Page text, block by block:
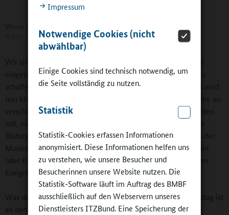
Impressum
Notwendige Cookies (nicht
abwählbar)
Einige Cookies sind technisch notwendig, um
die Seite vollständig zu nutzen.
Statistik
Statistik-Cookies erfassen Informationen
anonymisiert. Diese Informationen helfen uns
zu verstehen, wie unsere Besucher und
Besucherinnen unsere Website nutzen. Die
Statistik-Software läuft im Auftrag des BMBF
ausschließlich auf den Webservern unseres
Dienstleisters ITZBund. Eine Speicherung der
KGS Fußfallstraße Köln
Wir sind dieses Thema angegangen und haben erste Schritte
eingeleitet. Es galt, für alle Beteiligten die nötige Klarheit zu
schaffen, die auch rechtssicher ist. Eine Ergänzung im Erlass wird
nun klarstellen, dass Schülerinnen und Schülern die Teilnahme an
verschiedenen außerschulischen Aktivitäten ermöglicht werden
soll, nämlich an regelmäßig stattfindenden außerschulischen
Bildungsangeboten wie zum Beispiel im Sportverein oder in der
Musikschule, an ehrenamtlichen Tätigkeiten etwa in Vereinen
oder Kirchen, an Therapien oder auch an wichtigen familiären
Ereignissen.
Was den gebundenen Ganztag angeht: Der gebundene Ganztag ist
an den weiterführenden Schulen Praxis. So sind in NRW alle